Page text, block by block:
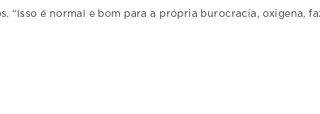
“Isso é normal e bom para a própria burocracia, oxigena,